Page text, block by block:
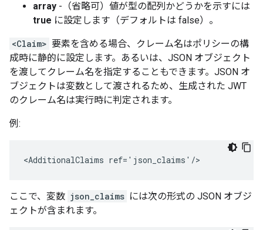
array -（省略可）値が型の配列かどうかを示すには
true に設定します（デフォルトは false）。
<Claim> 要素を含める場合、クレーム名はポリシーの構
成時に静的に設定します。あるいは、JSON オブジェクト
を渡してクレーム名を指定することもできます。JSON オ
ブジェクトは変数として渡されるため、生成された JWT
のクレーム名は実行時に判定されます。
例:
<AdditionalClaims ref='json_claims'/>
ここで、変数 json_claims には次の形式の JSON オブジ
ェクトが含まれます。